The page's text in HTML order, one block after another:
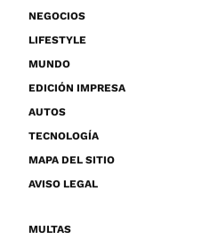
NEGOCIOS
LIFESTYLE
MUNDO
EDICIÓN IMPRESA
AUTOS
TECNOLOGÍA
MAPA DEL SITIO
AVISO LEGAL
MULTAS